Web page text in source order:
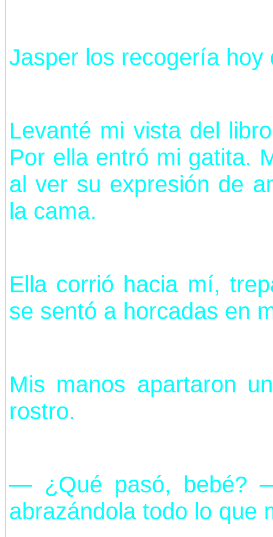
Jasper los recogería
Levanté mi vista del
Por ella entró mi gatita.
al ver su expresión de
la cama.
Ella corrió hacia mí,
se sentó a horcadas en
Mis manos apartaron
rostro.
— ¿Qué pasó, bebé?
abrazándola todo lo que